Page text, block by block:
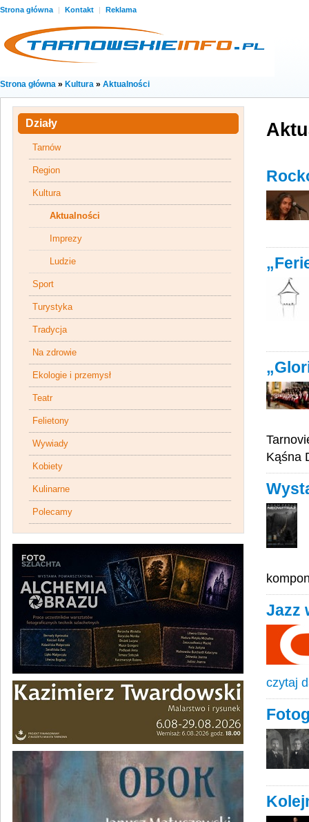
Strona główna | Kontakt | Reklama
Strona główna » Kultura » Aktualności
Kąśna
Jazz
czytaj
Działy
Tarnów
Region
Kultura
Aktualności
Imprezy
Ludzie
Sport
Turystyka
Tradycja
Na zdrowie
Ekologie i przemysł
Teatr
Felietony
Wywiady
Kobiety
Kulinarne
Polecamy